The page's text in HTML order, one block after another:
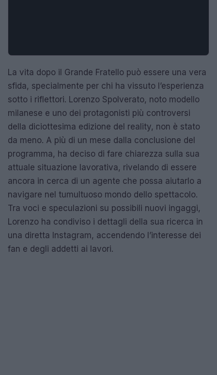
La vita dopo il Grande Fratello può essere una vera
sfida, specialmente per chi ha vissuto l’esperienza
sotto i riflettori. Lorenzo Spolverato, noto modello
milanese e uno dei protagonisti più controversi
della diciottesima edizione del reality, non è stato
da meno. A più di un mese dalla conclusione del
programma, ha deciso di fare chiarezza sulla sua
attuale situazione lavorativa, rivelando di essere
ancora in cerca di un agente che possa aiutarlo a
navigare nel tumultuoso mondo dello spettacolo.
Tra voci e speculazioni su possibili nuovi ingaggi,
Lorenzo ha condiviso i dettagli della sua ricerca in
una diretta Instagram, accendendo l’interesse dei
fan e degli addetti ai lavori.